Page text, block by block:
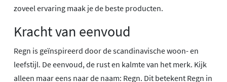
zoveel ervaring maak je de beste producten.
Kracht van eenvoud
Regn is geïnspireerd door de scandinavische woon- en
leefstijl. De eenvoud, de rust en kalmte van het merk. Kijk
alleen maar eens naar de naam: Regn. Dit betekent Regn in